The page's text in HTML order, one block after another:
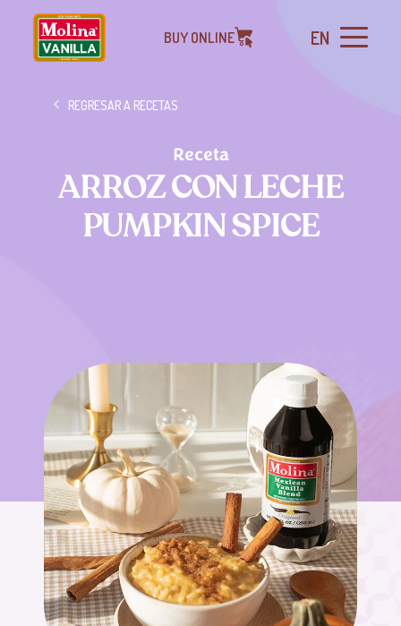
BUY ONLINE EN
REGRESAR A RECETAS
Receta
ARROZ CON LECHE
PUMPKIN SPICE